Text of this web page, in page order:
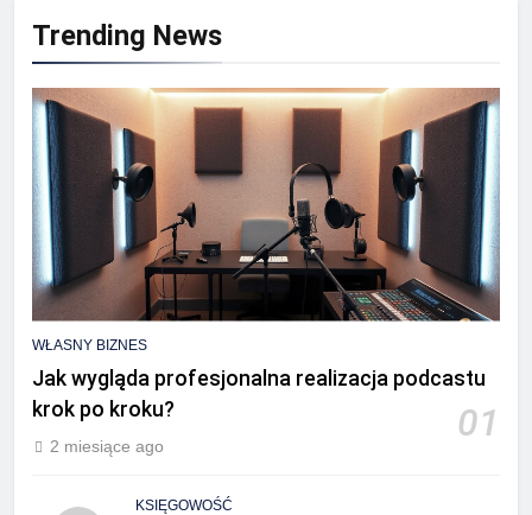
Trending News
WŁASNY BIZNES
Jak wygląda profesjonalna realizacja podcastu
krok po kroku?
01
2 miesiące ago
KSIĘGOWOŚĆ